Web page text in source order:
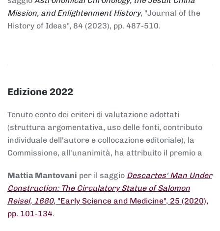
Mission, and Enlightenment History, "Journal of the
History of Ideas", 84 (2023), pp. 487-510.
Edizione 2022
Tenuto conto dei criteri di valutazione adottati
(struttura argomentativa, uso delle fonti, contributo
individuale dell'autore e collocazione editoriale), la
Commissione, all'unanimità, ha attribuito il premio a
Mattia Mantovani per il saggio Descartes' Man Under
Construction: The Circulatory Statue of Salomon
Reisel, 1680, "Early Science and Medicine", 25 (2020),
pp. 101-134.